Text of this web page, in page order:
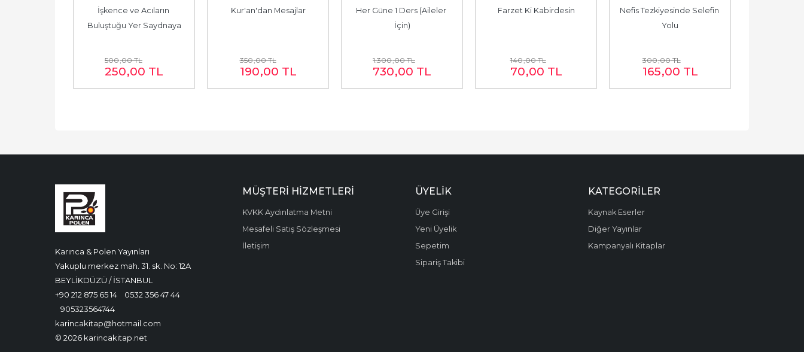
İşkence ve Acıların
Buluştuğu Yer Saydnaya
500,00TL
250,00 TL
Kur'an'dan Mesajlar
350,00TL
190,00 TL
Her Güne 1 Ders (Aileler
İçin)
1.300,00TL
730,00 TL
Farzet Ki Kabirdesin
140,00TL
70,00 TL
Nefis Tezkiyesinde Selefin
Yolu
300,00TL
165,00 TL
Karınca & Polen Yayınları
Yakuplu merkez mah. 31. sk. No: 12A
BEYLİKDÜZÜ / İSTANBUL
+90 212 875 65 14
0532 356 47 44
905323564744
karincakitap@hotmail.com
© 2026 karincakitap.net
MÜŞTERI HIZMETLERI
KVKK Aydınlatma Metni
Mesafeli Satış Sözleşmesi
İletişim
ÜYELIK
Üye Girişi
Yeni Üyelik
Sepetim
Sipariş Takibi
KATEGORILER
Kaynak Eserler
Diğer Yayınlar
Kampanyalı Kitaplar